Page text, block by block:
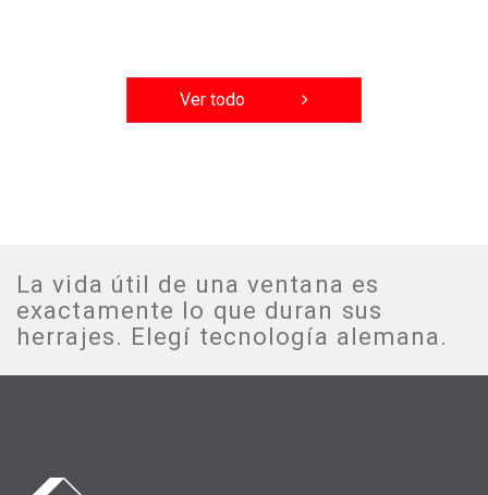
Ver todo
La vida útil de una ventana es
exactamente lo que duran sus
herrajes. Elegí tecnología alemana.